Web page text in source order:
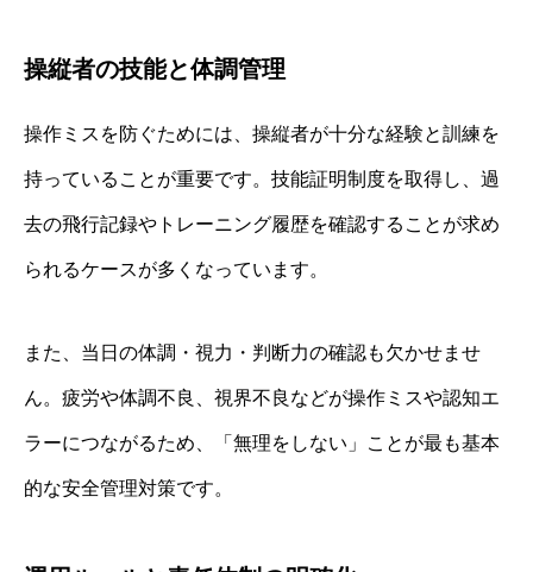
操縦者の技能と体調管理
操作ミスを防ぐためには、操縦者が十分な経験と訓練を
持っていることが重要です。技能証明制度を取得し、過
去の飛行記録やトレーニング履歴を確認することが求め
られるケースが多くなっています。
また、当日の体調・視力・判断力の確認も欠かせませ
ん。疲労や体調不良、視界不良などが操作ミスや認知エ
ラーにつながるため、「無理をしない」ことが最も基本
的な安全管理対策です。